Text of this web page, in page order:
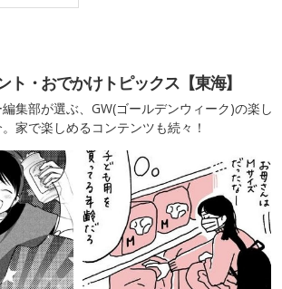
ト・おでかけトピックス【東海】
集部が選ぶ、GW(ゴールデンウィーク)の楽し
家で楽しめるコンテンツも続々！